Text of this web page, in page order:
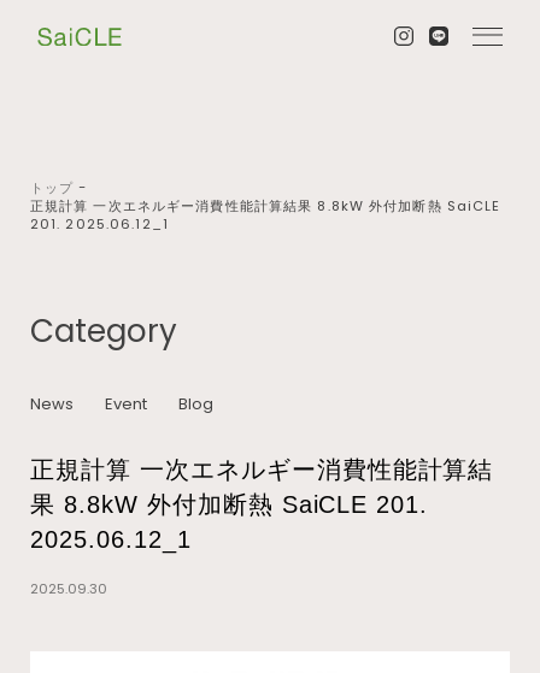
トップ −
正規計算 一次エネルギー消費性能計算結果 8.8kW 外付加断熱 SaiCLE
201. 2025.06.12_1
Category
News Event Blog
正規計算 一次エネルギー消費性能計算結
果 8.8kW 外付加断熱 SaiCLE 201.
2025.06.12_1
2025.09.30